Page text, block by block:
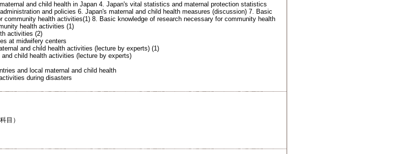
and child health in Japan 4. Japan's vital statistics and maternal protection statistics
and policies 6. Japan's maternal and child health measures (discussion) 7. Basic
community health activities(1) 8. Basic knowledge of research necessary for community health
health activities (1)
activities (2)
at midwifery centers
and child health activities (lecture by experts) (1)
child health activities (lecture by experts)
and local maternal and child health
during disasters
目）